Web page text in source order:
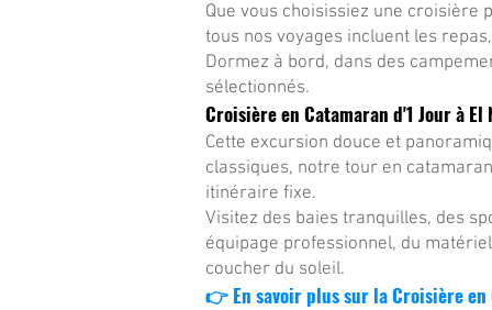
Que vous choisissiez une croisière
tous nos voyages incluent les
Dormez à bord, dans des
sélectionnés.
Croisière en Catamaran d'1 Jour à El
Cette excursion douce et
classiques, notre tour en
itinéraire fixe.
Visitez des baies tranquilles, des
équipage professionnel, du
coucher du soleil.
👉 En savoir plus sur la Croisière en